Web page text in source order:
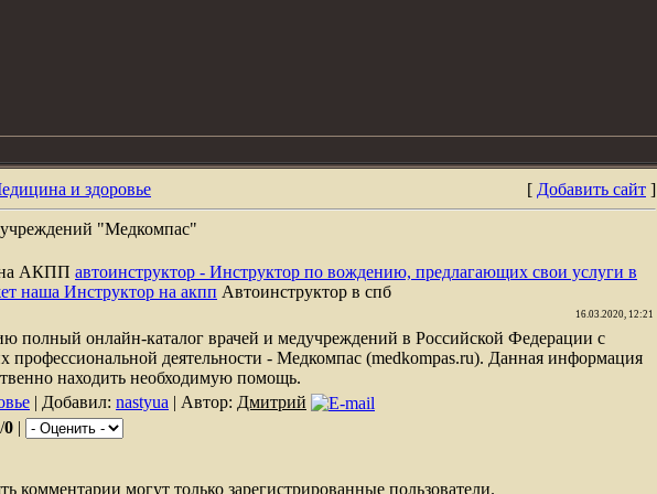
и здоровье [ Добавить сайт ]
"Медкомпас"
на АКПП автоинструктор - Инструктор по вождению, предлагающих свои услуги в
наша Инструктор на акпп Автоинструктор в спб
16.03.2020, 12:21
полный онлайн-каталог врачей и медучреждений в Российской Федерации с
профессиональной деятельности - Медкомпас (medkompas.ru). Данная информация
находить необходимую помощь.
| Добавил: nastyua | Автор: Дмитрий
/0 |
комментарии могут только зарегистрированные пользователи.